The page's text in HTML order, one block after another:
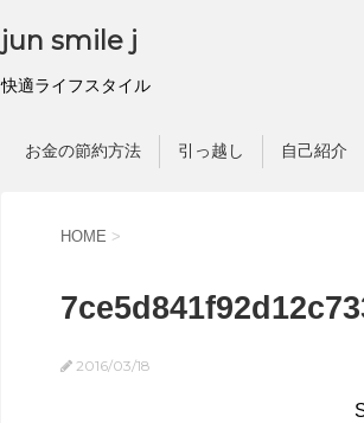
jun smile j
快適ライフスタイル
お金の節約方法 引っ越し 自己紹介
HOME >
2016/03/18